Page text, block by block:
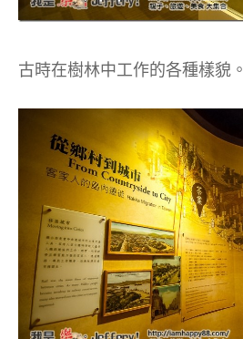
古時在樹林中工作的各種樣貌。